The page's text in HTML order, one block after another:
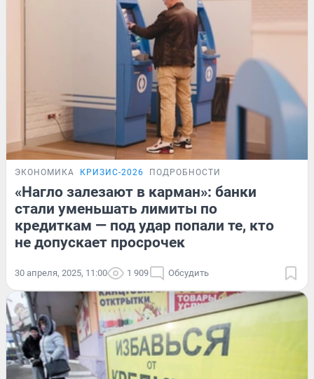
ЭКОНОМИКА КРИЗИС-2026 ПОДРОБНОСТИ
«Нагло залезают в карман»: банки
стали уменьшать лимиты по
кредиткам — под удар попали те, кто
не допускает просрочек
30 апреля, 2025, 11:00 1 909 Обсудить